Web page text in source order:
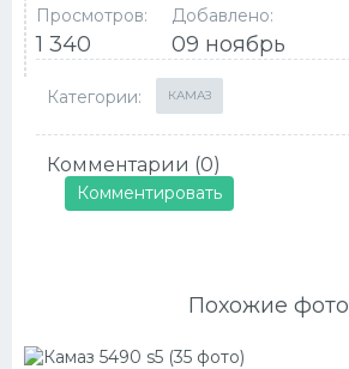
Просмотров:
1 340
Добавлено:
09 ноябрь
Категории: КАМАЗ
Комментарии (0)
Комментировать
Похожие фото